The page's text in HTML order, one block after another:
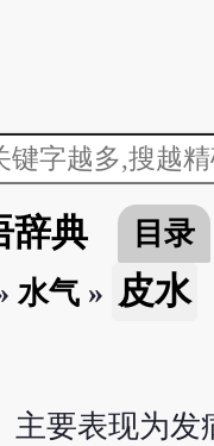
辞典 目录
水气» 皮水
主要表现为